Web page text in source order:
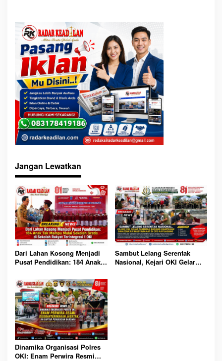
Jangan Lewatkan
Dari Lahan Kosong Menjadi
Pusat Pendidikan: 184 Anak
Gratis di Sekolah Rakyat
Terintegrasi 1 OKI
Sambut Lelang Serentak
Nasional, Kejari OKI Gelar
Dinamika Organisasi Polres
OKI: Enam Perwira Resmi